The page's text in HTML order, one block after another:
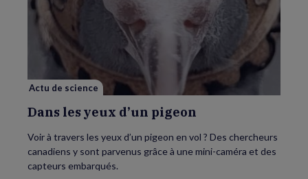
Actu de science
Dans les yeux d’un pigeon
Voir à travers les yeux d’un pigeon en vol ? Des chercheurs
canadiens y sont parvenus grâce à une mini-caméra et des
capteurs embarqués.